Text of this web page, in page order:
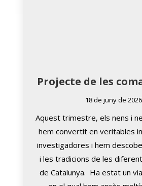
Projecte de les
18 de juny de 2026
Aquest trimestre, els nens i
hem convertit en veritables
investigadores i hem
i les tradicions de les
de Catalunya. Ha estat un